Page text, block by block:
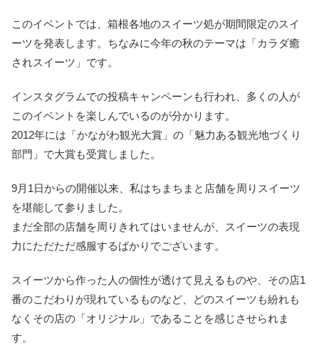
このイベントでは、箱根各地のスイーツ処が期間限定のスイ
ーツを発表します。ちなみに今年の秋のテーマは「カラダ癒
されスイーツ」です。
インスタグラムでの投稿キャンペーンも行われ、多くの人が
このイベントを楽しんでいるのが分かります。
2012年には「かながわ観光大賞」の「魅力ある観光地づくり
部門」で大賞も受賞しました。
9月1日からの開催以来、私はちまちまと店舗を周りスイーツ
を堪能して参りました。
まだ全部の店舗を周りきれてはいませんが、スイーツの表現
力にただただ感服するばかりでございます。
スイーツから作った人の個性が透けて見えるものや、その店1
番のこだわりが現れているものなど、どのスイーツも紛れも
なくその店の「オリジナル」であることを感じさせられま
す。